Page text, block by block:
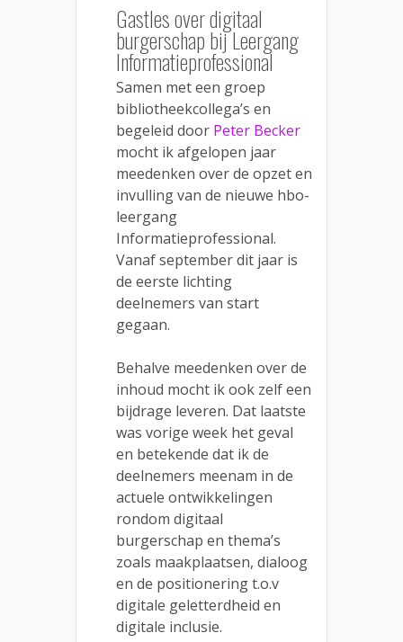
Gastles over digitaal
burgerschap bij Leergang
Informatieprofessional
Samen met een groep
bibliotheekcollega’s en
begeleid door Peter Becker
mocht ik afgelopen jaar
meedenken over de opzet en
invulling van de nieuwe hbo-
leergang
Informatieprofessional.
Vanaf september dit jaar is
de eerste lichting
deelnemers van start
gegaan.
Behalve meedenken over de
inhoud mocht ik ook zelf een
bijdrage leveren. Dat laatste
was vorige week het geval
en betekende dat ik de
deelnemers meenam in de
actuele ontwikkelingen
rondom digitaal
burgerschap en thema’s
zoals maakplaatsen, dialoog
en de positionering t.o.v
digitale geletterdheid en
digitale inclusie.